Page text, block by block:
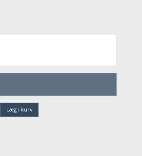
Læg i kurv